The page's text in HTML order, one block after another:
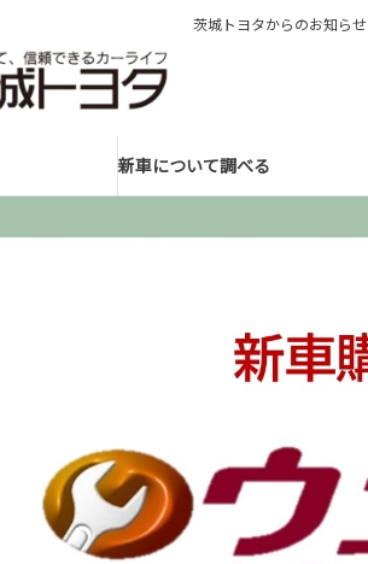
新車について調べる
茨城トヨタからのお知らせ